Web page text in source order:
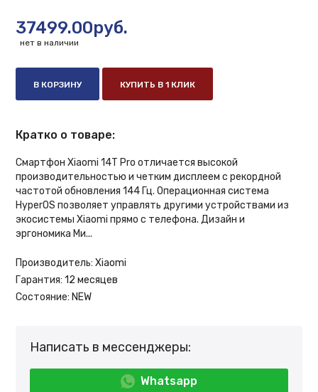
37499.00руб.
нет в наличии
В КОРЗИНУ КУПИТЬ В 1 КЛИК
Кратко о товаре:
Смартфон Xiaomi 14T Pro отличается высокой
производительностью и четким дисплеем с рекордной
частотой обновления 144 Гц. Операционная система
HyperOS позволяет управлять другими устройствами из
экосистемы Xiaomi прямо с телефона. Дизайн и
эргономика Ми...
Производитель: Xiaomi
Гарантия: 12 месяцев
Состояние: NEW
Написать в мессенджеры:
Whatsapp